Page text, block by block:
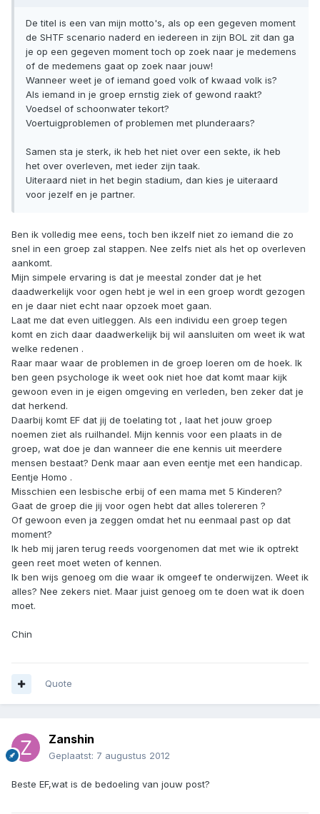
De titel is een van mijn motto's, als op een gegeven moment
de SHTF scenario naderd en iedereen in zijn BOL zit dan ga
je op een gegeven moment toch op zoek naar je medemens
of de medemens gaat op zoek naar jouw!
Wanneer weet je of iemand goed volk of kwaad volk is?
Als iemand in je groep ernstig ziek of gewond raakt?
Voedsel of schoonwater tekort?
Voertuigproblemen of problemen met plunderaars?
Samen sta je sterk, ik heb het niet over een sekte, ik heb
het over overleven, met ieder zijn taak.
Uiteraard niet in het begin stadium, dan kies je uiteraard
voor jezelf en je partner.
Ben ik volledig mee eens, toch ben ikzelf niet zo iemand die zo
snel in een groep zal stappen. Nee zelfs niet als het op overleven
aankomt.
Mijn simpele ervaring is dat je meestal zonder dat je het
daadwerkelijk voor ogen hebt je wel in een groep wordt gezogen
en je daar niet echt naar opzoek moet gaan.
Laat me dat even uitleggen. Als een individu een groep tegen
komt en zich daar daadwerkelijk bij wil aansluiten om weet ik wat
welke redenen .
Raar maar waar de problemen in de groep loeren om de hoek. Ik
ben geen psychologe ik weet ook niet hoe dat komt maar kijk
gewoon even in je eigen omgeving en verleden, ben zeker dat je
dat herkend.
Daarbij komt EF dat jij de toelating tot , laat het jouw groep
noemen ziet als ruilhandel. Mijn kennis voor een plaats in de
groep, wat doe je dan wanneer die ene kennis uit meerdere
mensen bestaat? Denk maar aan even eentje met een handicap.
Eentje Homo .
Misschien een lesbische erbij of een mama met 5 Kinderen?
Gaat de groep die jij voor ogen hebt dat alles tolereren ?
Of gewoon even ja zeggen omdat het nu eenmaal past op dat
moment?
Ik heb mij jaren terug reeds voorgenomen dat met wie ik optrekt
geen reet moet weten of kennen.
Ik ben wijs genoeg om die waar ik omgeef te onderwijzen. Weet ik
alles? Nee zekers niet. Maar juist genoeg om te doen wat ik doen
moet.
Chin
Quote
Zanshin
Geplaatst: 7 augustus 2012
Beste EF,wat is de bedoeling van jouw post?